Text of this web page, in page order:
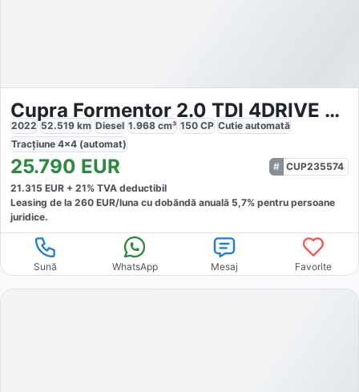
Cupra Formentor 2.0 TDI 4DRIVE DSG
2022 52.519 km Diesel 1.968 cm³ 150 CP Cutie automată
Tracțiune 4x4 (automat)
25.790 EUR
CUP235574
21.315 EUR + 21% TVA deductibil
Leasing de la 260 EUR/luna cu dobăndă anuală 5,7% pentru persoane
juridice.
Sună WhatsApp Mesaj Favorite